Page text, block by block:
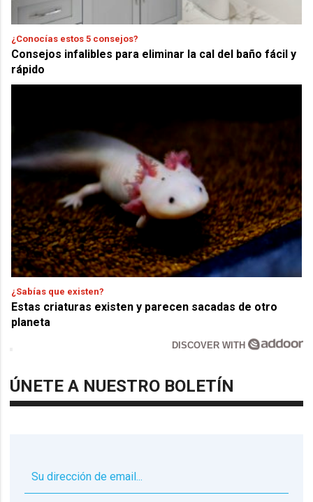
¿Conocías estos 5 consejos?
Consejos infalibles para eliminar la cal del baño fácil y
rápido
¿Sabías que existen?
Estas criaturas existen y parecen sacadas de otro
planeta
DISCOVER WITH
ÚNETE A NUESTRO BOLETÍN